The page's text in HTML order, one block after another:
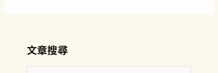
文章搜尋